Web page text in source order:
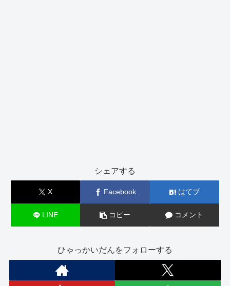
シェアする
X Facebook はてブ
LINE コピー コメント
ひゃっかいだんをフォローする